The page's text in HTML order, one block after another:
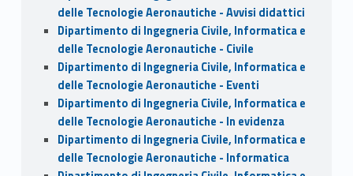
delle Tecnologie Aeronautiche - Avvisi didattici
Dipartimento di Ingegneria Civile, Informatica e
delle Tecnologie Aeronautiche - Civile
Dipartimento di Ingegneria Civile, Informatica e
delle Tecnologie Aeronautiche - Eventi
Dipartimento di Ingegneria Civile, Informatica e
delle Tecnologie Aeronautiche - In evidenza
Dipartimento di Ingegneria Civile, Informatica e
delle Tecnologie Aeronautiche - Informatica